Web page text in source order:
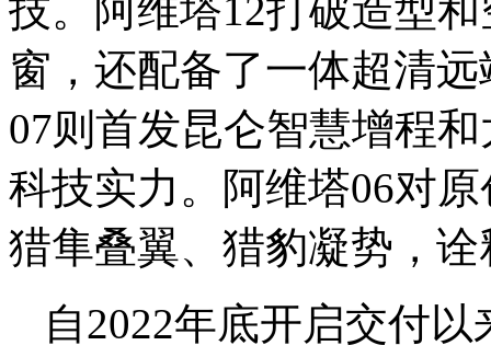
技。阿维塔12打破造型
窗，还配备了一体超清
07则首发昆仑智慧增程
科技实力。阿维塔06对
猎隼叠翼、猎豹凝势，
自2022年底开启交付